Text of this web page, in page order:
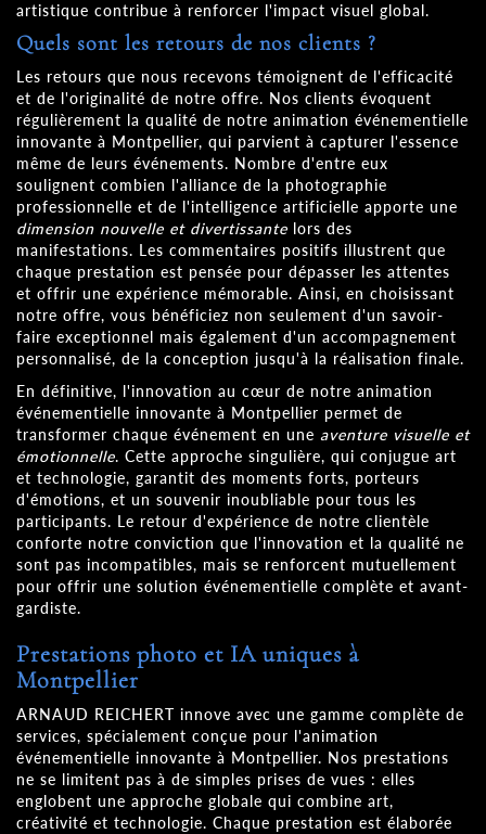
artistique contribue à renforcer l'impact visuel global.
Quels sont les retours de nos clients ?
Les retours que nous recevons témoignent de l'efficacité
et de l'originalité de notre offre. Nos clients évoquent
régulièrement la qualité de notre animation événementielle
innovante à Montpellier, qui parvient à capturer l'essence
même de leurs événements. Nombre d'entre eux
soulignent combien l'alliance de la photographie
professionnelle et de l'intelligence artificielle apporte une
dimension nouvelle et divertissante lors des
manifestations. Les commentaires positifs illustrent que
chaque prestation est pensée pour dépasser les attentes
et offrir une expérience mémorable. Ainsi, en choisissant
notre offre, vous bénéficiez non seulement d'un savoir-
faire exceptionnel mais également d'un accompagnement
personnalisé, de la conception jusqu'à la réalisation finale.
En définitive, l'innovation au cœur de notre animation
événementielle innovante à Montpellier permet de
transformer chaque événement en une aventure visuelle et
émotionnelle. Cette approche singulière, qui conjugue art
et technologie, garantit des moments forts, porteurs
d'émotions, et un souvenir inoubliable pour tous les
participants. Le retour d'expérience de notre clientèle
conforte notre conviction que l'innovation et la qualité ne
sont pas incompatibles, mais se renforcent mutuellement
pour offrir une solution événementielle complète et avant-
gardiste.
Prestations photo et IA uniques à
Montpellier
ARNAUD REICHERT innove avec une gamme complète de
services, spécialement conçue pour l'animation
événementielle innovante à Montpellier. Nos prestations
ne se limitent pas à de simples prises de vues : elles
englobent une approche globale qui combine art,
créativité et technologie. Chaque prestation est élaborée